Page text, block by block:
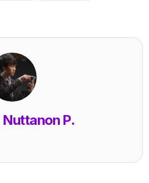
Nuttanon P.